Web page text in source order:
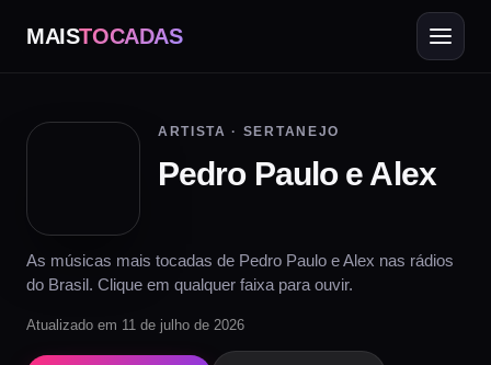
MAISTOCADAS
ARTISTA · SERTANEJO
Pedro Paulo e Alex
As músicas mais tocadas de Pedro Paulo e Alex nas rádios
do Brasil. Clique em qualquer faixa para ouvir.
Atualizado em 11 de julho de 2026